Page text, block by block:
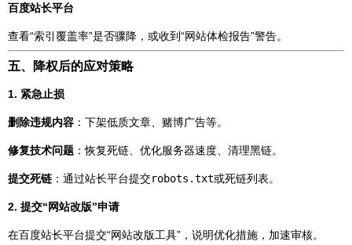
百度站长平台
查看“索引覆盖率”是否骤降，或收到“网站体检报告”警告。
五、降权后的应对策略
1. 紧急止损
删除违规内容 ：下架低质文章、赌博广告等。
修复技术问题 ：恢复死链、优化服务器速度、清理黑链。
提交死链 ：通过站长平台提交robots.txt或死链列表。
2. 提交“网站改版”申请
在百度站长平台提交“网站改版工具”，说明优化措施，加速审核。